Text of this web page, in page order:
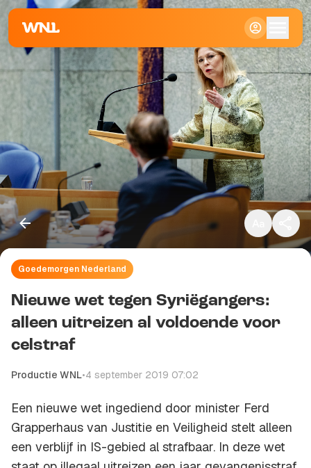
Klein
Standaard
Groot
Goedemorgen Nederland
Nieuwe wet tegen Syriëgangers:
alleen uitreizen al voldoende voor
celstraf
Productie WNL•4 september 2019 07:02
Een nieuwe wet ingediend door minister Ferd
Grapperhaus van Justitie en Veiligheid stelt alleen
een verblijf in IS-gebied al strafbaar. In deze wet